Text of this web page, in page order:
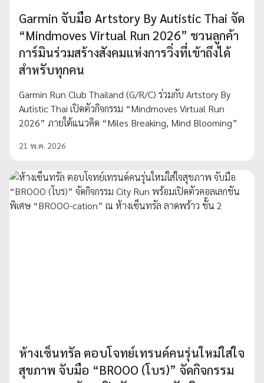
Garmin จับมือ Artstory By Autistic Thai จัด
“Mindmoves Virtual Run 2026” ชวนลูกค้า
การ์มินร่วมสร้างสังคมแห่งการวิ่งที่เข้าถึงได้
สำหรับทุกคน
Garmin Run Club Thailand (G/R/C) ร่วมกับ Artstory By
Autistic Thai เปิดตัวกิจกรรม “Mindmoves Virtual Run
2026” ภายใต้แนวคิด “Miles Breaking, Mind Blooming”
21 พ.ค. 2026
ห้างเซ็นทรัล ตอบโจทย์เทรนด์คนรุ่นใหม่ใส่ใจ
สุขภาพ จับมือ “BROOO (โบร)” จัดกิจกรรม